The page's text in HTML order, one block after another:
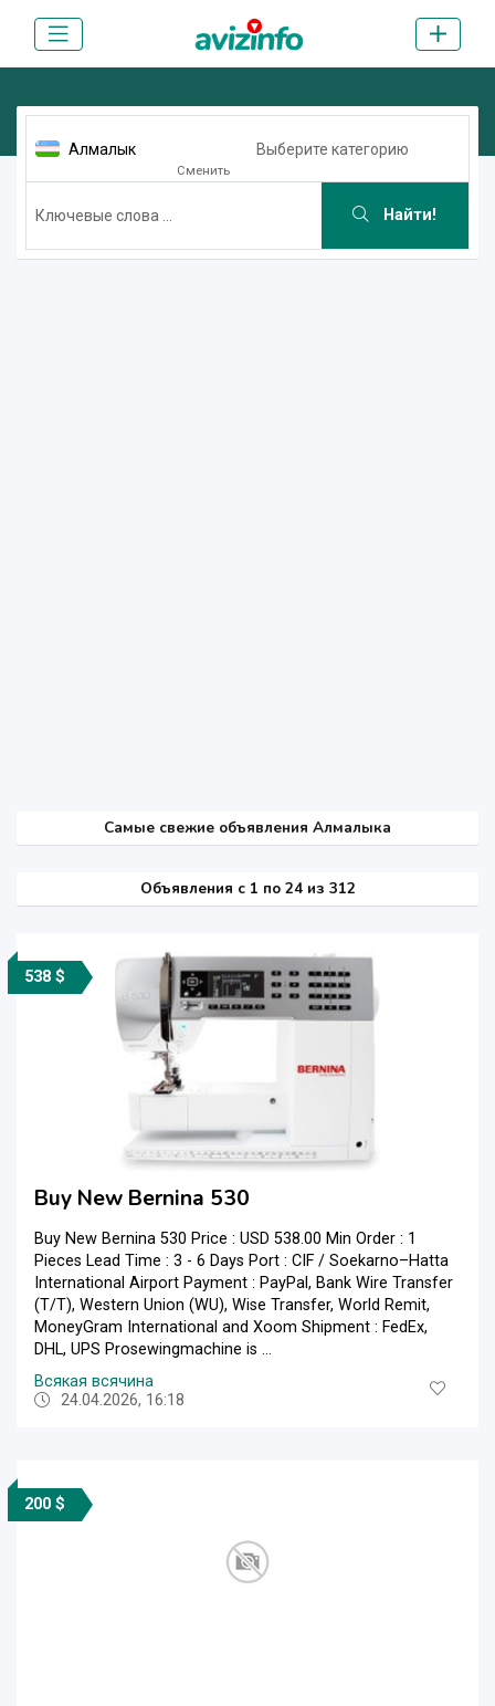
Алмалык
Сменить
Выберите категорию
Найти!
Самые свежие объявления Алмалыка
Объявления c 1 по 24 из 312
538 $
Buy New Bernina 530
Buy New Bernina 530 Price : USD 538.00 Min Order : 1
Pieces Lead Time : 3 - 6 Days Port : CIF / Soekarno–Hatta
International Airport Payment : PayPal, Bank Wire Transfer
(T/T), Western Union (WU), Wise Transfer, World Remit,
MoneyGram International and Xoom Shipment : FedEx,
DHL, UPS Prosewingmachine is ...
Всякая всячина
24.04.2026, 16:18
200 $